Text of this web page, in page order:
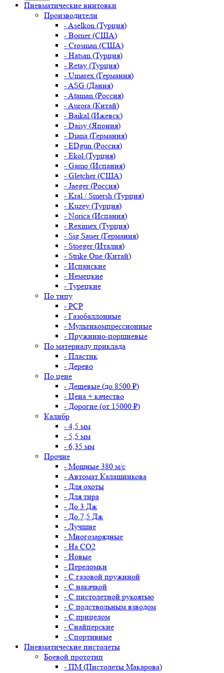
Пневматические винтовки
Производители
- Aselkon (Турция)
- Borner (США)
- Crosman (США)
- Hatsan (Турция)
- Retay (Турция)
- Umarex (Германия)
- ASG (Дания)
- Ataman (Россия)
- Aurora (Китай)
- Baikal (Ижевск)
- Daisy (Япония)
- Diana (Германия)
- EDgun (Россия)
- Ekol (Турция)
- Gamo (Испания)
- Gletcher (США)
- Jaeger (Россия)
- Kral / Smersh (Турция)
- Kuzey (Турция)
- Norica (Испания)
- Reximex (Турция)
- Sig Sauer (Германия)
- Stoeger (Италия)
- Strike One (Китай)
- Испанские
- Немецкие
- Турецкие
По типу
- PCP
- Газобаллонные
- Мультикомпрессионные
- Пружинно-поршневые
По материалу приклада
- Пластик
- Дерево
По цене
- Дешевые (до 8500 ₽)
- Цена + качество
- Дорогие (от 15000 ₽)
Калибр
- 4,5 мм
- 5,5 мм
- 6,35 мм
Прочие
- Мощные 380 м/с
- Автомат Калашникова
- Для охоты
- Для тира
- До 3 Дж
- До 7,5 Дж
- Лучшие
- Многозарядные
- На CO2
- Новые
- Переломки
- С газовой пружиной
- С накачкой
- С пистолетной рукоятью
- С подствольным взводом
- С прицелом
- Снайперские
- Спортивные
Пневматические пистолеты
Боевой прототип
- ПМ (Пистолеты Макарова)